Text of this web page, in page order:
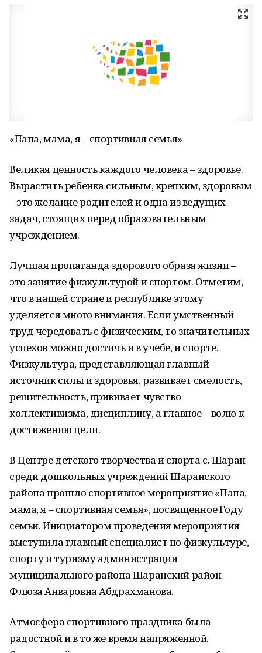
«Папа, мама, я – спортивная семья»
Великая ценность каждого человека – здоровье.
Вырастить ребенка сильным, крепким, здоровым
– это желание родителей и одна из ведущих
задач, стоящих перед образовательным
учреждением.
Лучшая пропаганда здорового образа жизни –
это занятие физкультурой и спортом. Отметим,
что в нашей стране и республике этому
уделяется много внимания. Если умственный
труд чередовать с физическим, то значительных
успехов можно достичь и в учебе, и спорте.
Физкультура, представляющая главный
источник силы и здоровья, развивает смелость,
решительность, прививает чувство
коллективизма, дисциплину, а главное – волю к
достижению цели.
В Центре детского творчества и спорта с. Шаран
среди дошкольных учреждений Шаранского
района прошло спортивное мероприятие «Папа,
мама, я – спортивная семья», посвященное Году
семьи. Инициатором проведения мероприятия
выступила главный специалист по физкультуре,
спорту и туризму администрации
муниципального района Шаранский район
Флюза Анваровна Абдрахманова.
Атмосфера спортивного праздника была
радостной и в то же время напряженной.